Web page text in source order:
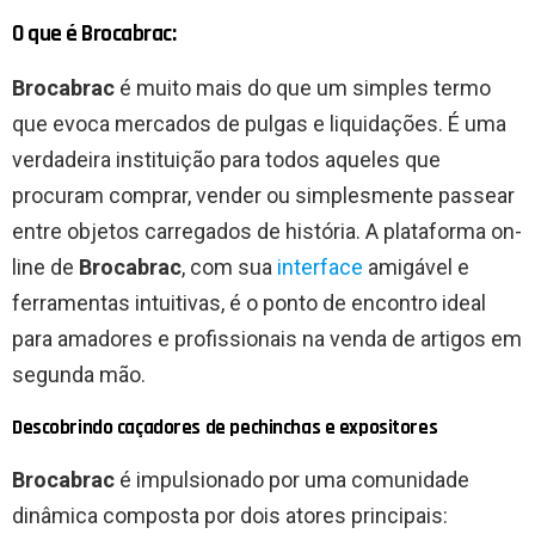
O que é Brocabrac:
Brocabrac é muito mais do que um simples termo
que evoca mercados de pulgas e liquidações. É uma
verdadeira instituição para todos aqueles que
procuram comprar, vender ou simplesmente passear
entre objetos carregados de história. A plataforma on-
line de Brocabrac, com sua interface amigável e
ferramentas intuitivas, é o ponto de encontro ideal
para amadores e profissionais na venda de artigos em
segunda mão.
Descobrindo caçadores de pechinchas e expositores
Brocabrac é impulsionado por uma comunidade
dinâmica composta por dois atores principais: